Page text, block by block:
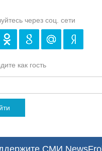
через соц. сети
как гость